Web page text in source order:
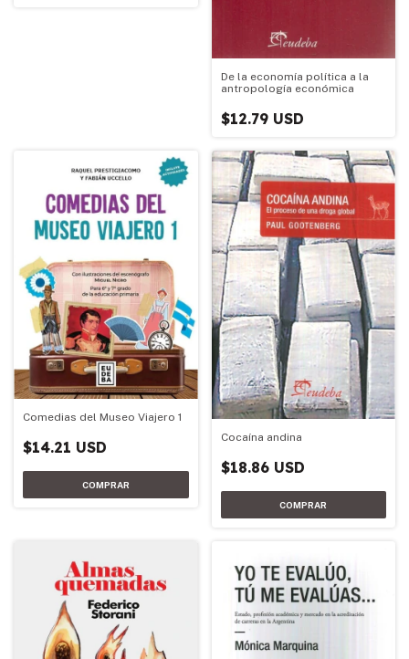
De la economía política a la
antropología económica
$12.79 USD
Comedias del Museo Viajero 1
$14.21 USD
Cocaína andina
$18.86 USD